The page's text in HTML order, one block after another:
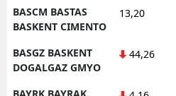
BASCM BASTAS
BASKENT CIMENTO
13,20
BASGZ BASKENT
DOGALGAZ GMYO
44,26
BAYRK BAYRAK